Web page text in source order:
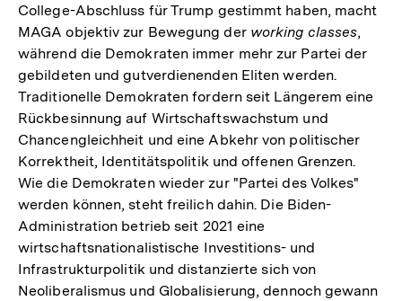
College-Abschluss für Trump gestimmt haben, macht
MAGA objektiv zur Bewegung der working classes,
während die Demokraten immer mehr zur Partei der
gebildeten und gutverdienenden Eliten werden.
Traditionelle Demokraten fordern seit Längerem eine
Rückbesinnung auf Wirtschaftswachstum und
Chancengleichheit und eine Abkehr von politischer
Korrektheit, Identitätspolitik und offenen Grenzen.
Wie die Demokraten wieder zur "Partei des Volkes"
werden können, steht freilich dahin. Die Biden-
Administration betrieb seit 2021 eine
wirtschaftsnationalistische Investitions- und
Infrastrukturpolitik und distanzierte sich von
Neoliberalismus und Globalisierung, dennoch gewann